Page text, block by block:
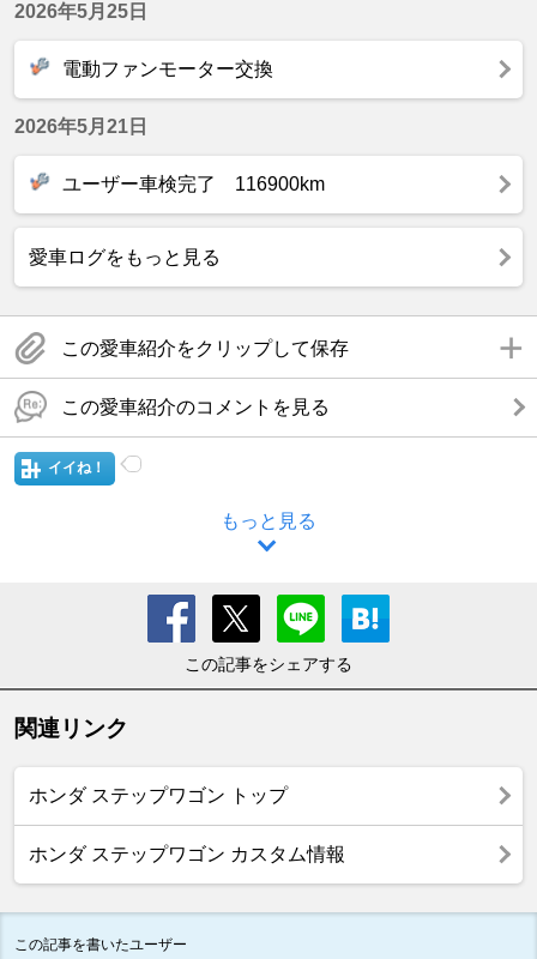
2026年5月25日
電動ファンモーター交換
2026年5月21日
ユーザー車検完了 116900km
愛車ログをもっと見る
この愛車紹介をクリップして保存
この愛車紹介のコメントを見る
イイね！
もっと見る
この記事をシェアする
関連リンク
ホンダ ステップワゴン トップ
ホンダ ステップワゴン カスタム情報
この記事を書いたユーザー